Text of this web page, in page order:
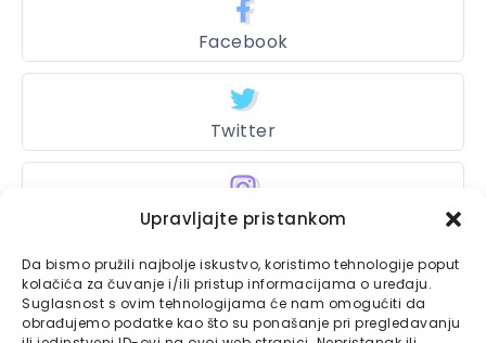
Upravljajte pristankom
Da bismo pružili najbolje iskustvo, koristimo tehnologije poput
kolačića za čuvanje i/ili pristup informacijama o uređaju.
Suglasnost s ovim tehnologijama će nam omogućiti da
obrađujemo podatke kao što su ponašanje pri pregledavanju
Facebook
Twitter
Instagram
Bajtbox